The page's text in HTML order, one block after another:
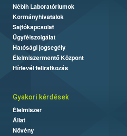
Nébih Laboratóriumok
Kormányhivatalok
Sajtókapcsolat
Ügyfélszolgálat
Hatósági jogsegély
Élelmiszermentő Központ
Hírlevél feliratkozás
Gyakori kérdések
Élelmiszer
Állat
Növény